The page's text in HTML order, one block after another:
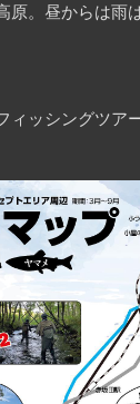
原。昼からは雨
ィッシングツア